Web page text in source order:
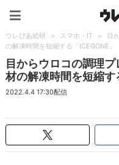
ウレぴあ総研 > スマホ・IT >
目
の解凍時間を短縮する「ICEGONE」
目からウロコの調理
材の解凍時間を短縮す
2022.4.4 17:30配信